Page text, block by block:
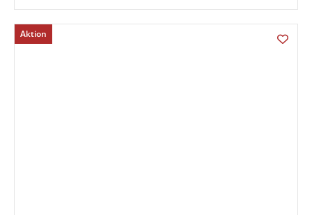
Aktion